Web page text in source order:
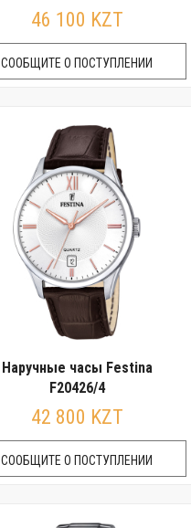
46 100 KZT
СООБЩИТЕ О ПОСТУПЛЕНИИ
Наручные часы Festina
F20426/4
42 800 KZT
СООБЩИТЕ О ПОСТУПЛЕНИИ